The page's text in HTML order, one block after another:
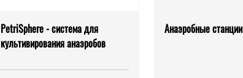
PetriSphere - система для
культивирования анаэробов
Анаэробные станции